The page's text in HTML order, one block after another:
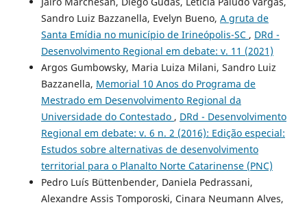
Sandro Luiz Bazzanella, Evelyn Bueno, A gruta de
Santa Emídia no município de Irineópolis-SC , DRd -
Desenvolvimento Regional em debate: v. 11 (2021)
Argos Gumbowsky, Maria Luiza Milani, Sandro Luiz
Bazzanella, Memorial 10 Anos do Programa de
Mestrado em Desenvolvimento Regional da
Universidade do Contestado , DRd - Desenvolvimento
Regional em debate: v. 6 n. 2 (2016): Edição especial:
Estudos sobre alternativas de desenvolvimento
territorial para o Planalto Norte Catarinense (PNC)
Pedro Luís Büttenbender, Daniela Pedrassani,
Alexandre Assis Tomporoski, Cinara Neumann Alves,